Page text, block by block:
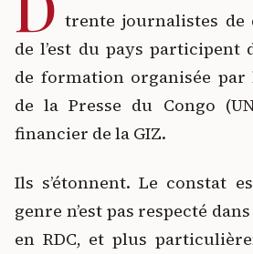
trente journalistes de
de l’est du pays participent
de formation organisée par
de la Presse du Congo
financier de la GIZ.
Ils s’étonnent. Le constat
genre n’est pas respecté
en RDC, et plus